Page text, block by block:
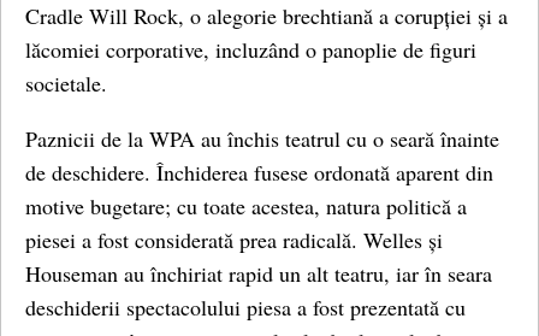
Cradle Will Rock, o alegorie brechtiană a corupției și a
lăcomiei corporative, incluzând o panoplie de figuri
societale.
Paznicii de la WPA au închis teatrul cu o seară înainte
de deschidere. Închiderea fusese ordonată aparent din
motive bugetare; cu toate acestea, natura politică a
piesei a fost considerată prea radicală. Welles și
Houseman au închiriat rapid un alt teatru, iar în seara
deschiderii spectacolului piesa a fost prezentată cu